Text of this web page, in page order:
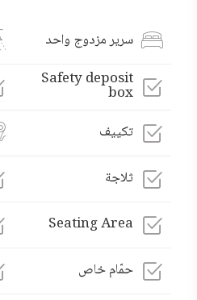
سرير مزدوج واحد
Safety deposit
box
تكييف
ثلاجة
Seating Area
حمّام خاص